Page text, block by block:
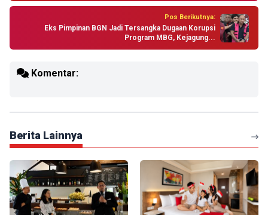
Pos Berikutnya:
Eks Pimpinan BGN Jadi Tersangka Dugaan Korupsi
Program MBG, Kejagung...
Komentar:
Berita Lainnya